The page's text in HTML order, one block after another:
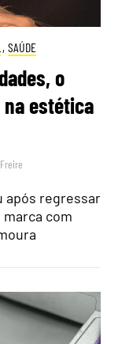
, SAÚDE
o
na estética
após regressar
com